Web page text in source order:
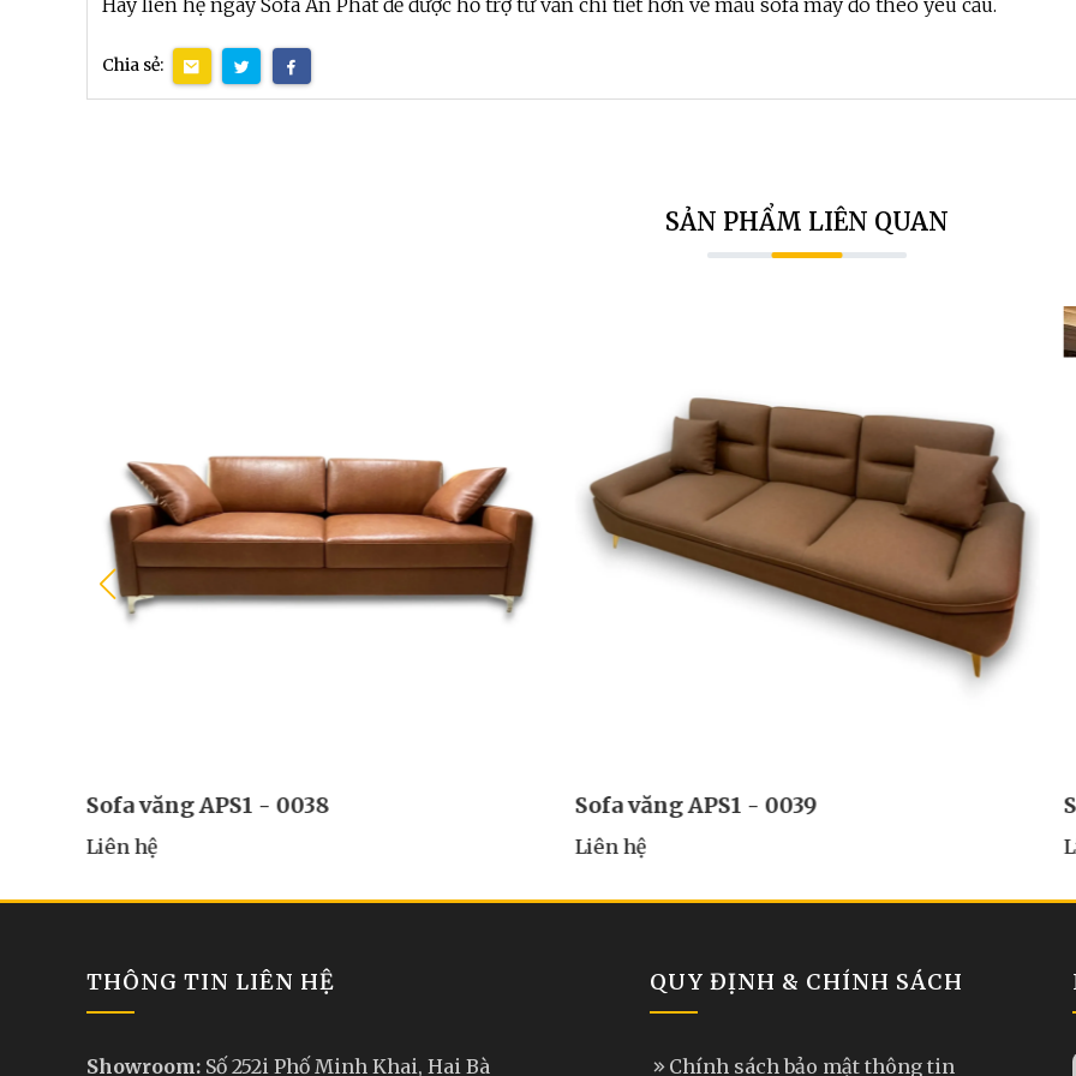
Chia sẻ:
SẢN PHẨM LIÊN QUAN
Sofa văng APS1 - 0038
Liên hệ
Sofa văng APS1 - 0039
Liên hệ
THÔNG TIN LIÊN HỆ
Showroom: Số 252i Phố Minh Khai, Hai Bà
QUY ĐỊNH & CHÍNH SÁCH
Chính sách bảo mật thông tin